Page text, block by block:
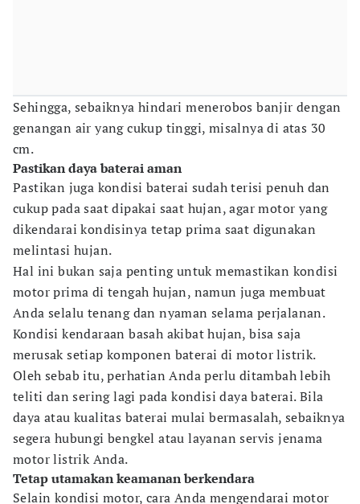
Sehingga, sebaiknya hindari menerobos banjir dengan
genangan air yang cukup tinggi, misalnya di atas 30
cm.
Pastikan daya baterai aman
Pastikan juga kondisi baterai sudah terisi penuh dan
cukup pada saat dipakai saat hujan, agar motor yang
dikendarai kondisinya tetap prima saat digunakan
melintasi hujan.
Hal ini bukan saja penting untuk memastikan kondisi
motor prima di tengah hujan, namun juga membuat
Anda selalu tenang dan nyaman selama perjalanan.
Kondisi kendaraan basah akibat hujan, bisa saja
merusak setiap komponen baterai di motor listrik.
Oleh sebab itu, perhatian Anda perlu ditambah lebih
teliti dan sering lagi pada kondisi daya baterai. Bila
daya atau kualitas baterai mulai bermasalah, sebaiknya
segera hubungi bengkel atau layanan servis jenama
motor listrik Anda.
Tetap utamakan keamanan berkendara
Selain kondisi motor, cara Anda mengendarai motor